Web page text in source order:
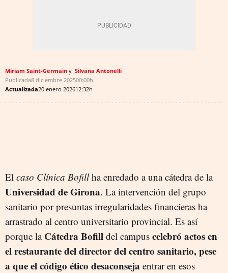
Miriam Saint-Germain
Silvana Antonelli
Publicada8 diciembre 202500:00h
Actualizada20 enero 202612:32h
El caso Clínica Bofillha enredado a una cátedra de la
Universidad de Girona. La intervención del grupo
sanitario por presuntas irregularidades financieras ha
arrastrado al centro universitario provincial. Es así
porque la Cátedra Bofill del campus celebró actos en
el restaurante del director del centro sanitario, pese
a que el código ético desaconseja entrar en esos